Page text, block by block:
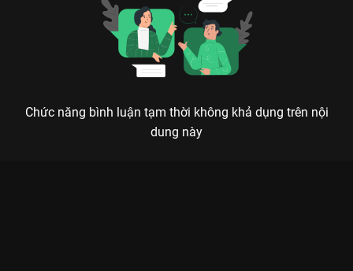
Chức năng bình luận tạm thời không khả dụng trên nội
dung này